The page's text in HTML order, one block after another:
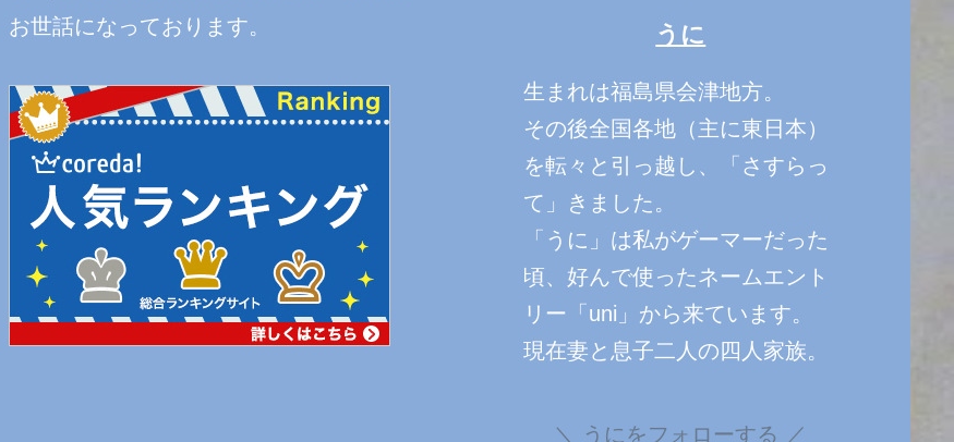
お世話になっております。
うに
生まれは福島県会津地方。
その後全国各地（主に東日本）
を転々と引っ越し、「さすらっ
て」きました。
「うに」は私がゲーマーだった
頃、好んで使ったネームエント
リー「uni」から来ています。
現在妻と息子二人の四人家族。
うにをフォローする